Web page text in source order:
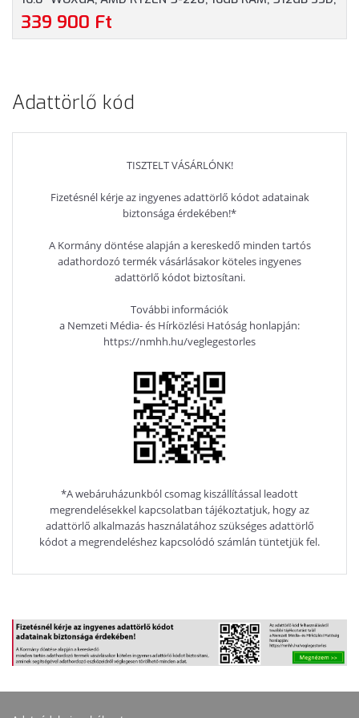
MAGYAR BILLENTYŰZET, WINDOWS 11 PROFESSIONAL, 3
ÉV GARANCIA, FEKETE SZÍNBEN
339 900 Ft
Adattörlő kód
TISZTELT VÁSÁRLÓNK!
Fizetésnél kérje az ingyenes adattörlő kódot adatainak
biztonsága érdekében!*
A Kormány döntése alapján a kereskedő minden tartós
adathordozó termék vásárlásakor köteles ingyenes
adattörlő kódot biztosítani.
További információk
a Nemzeti Média- és Hírközlési Hatóság honlapján:
https://nmhh.hu/veglegestorles
*A webáruházunkból csomag kiszállítással leadott
megrendelésekkel kapcsolatban tájékoztatjuk, hogy az
adattörlő alkalmazás használatához szükséges adattörlő
kódot a megrendeléshez kapcsolódó számlán tüntetjük fel.